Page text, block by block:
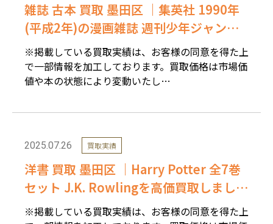
雑誌 古本 買取 墨田区 ｜集英社 1990年
(平成2年)の漫画雑誌 週刊少年ジャンプ
を高価買取しました。
※掲載している買取実績は、お客様の同意を得た上
で一部情報を加工しております。買取価格は市場価
値や本の状態により変動いたし…
2025.07.26 買取実績
洋書 買取 墨田区 ｜Harry Potter 全7巻
セット J.K. Rowlingを高価買取しまし
た。
※掲載している買取実績は、お客様の同意を得た上